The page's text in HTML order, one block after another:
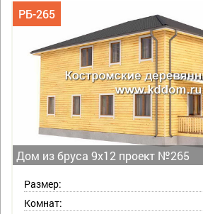
Дом из бруса 9х12 проект №265
РБ-265
Размер:
Комнат: